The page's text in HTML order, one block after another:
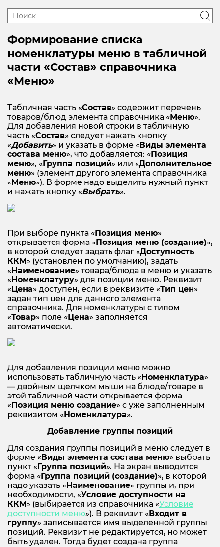
Формирование списка
номенклатуры меню в табличной
части «Состав» справочника
«Меню»
Табличная часть «Состав» содержит перечень
товаров/блюд элемента справочника «Меню».
Для добавления новой строки в табличную
часть «Состав» следует нажать кнопку
«Добавить» и указать в форме «Виды элемента
состава меню», что добавляется: «Позиция
меню», «Группа позиций» или «Дополнительное
меню» (элемент другого элемента справочника
«Меню»). В форме надо выделить нужный пункт
и нажать кнопку «Выбрать».
При выборе пункта «Позиция меню»
открывается форма «Позиция меню (создание)»,
в которой следует задать флаг «Доступность
ККМ» (установлен по умолчанию), задать
«Наименование» товара/блюда в меню и указать
«Номенклатуру» для позиции меню. Реквизит
«Цена» доступен, если в реквизите «Тип цен»
задан тип цен для данного элемента
справочника. Для номенклатуры с типом
«Товар» поле «Цена» заполняется
автоматически.
Для добавления позиции меню можно
использовать табличную часть «Номенклатура»
— двойным щелчком мыши на блюде/товаре в
этой табличной части открывается форма
«Позиция меню создание» с уже заполненным
реквизитом «Номенклатура».
Добавление группы позиций
Для создания группы позиций в меню следует в
форме «Виды элемента состава меню» выбрать
пункт «Группа позиций». На экран выводится
форма «Группа позиций (создание)», в которой
надо указать «Наименование» группы и, при
необходимости, «Условие доступности на
ККМ» (выбирается из справочника «Условие
доступности меню»). В реквизит «Входит в
группу» записывается имя выделенной группы
позиций. Реквизит не редактируется, но может
быть удален. Тогда будет создана группа